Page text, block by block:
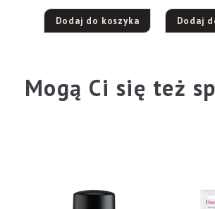
Dodaj do koszyka Dodaj
Mogą Ci się też